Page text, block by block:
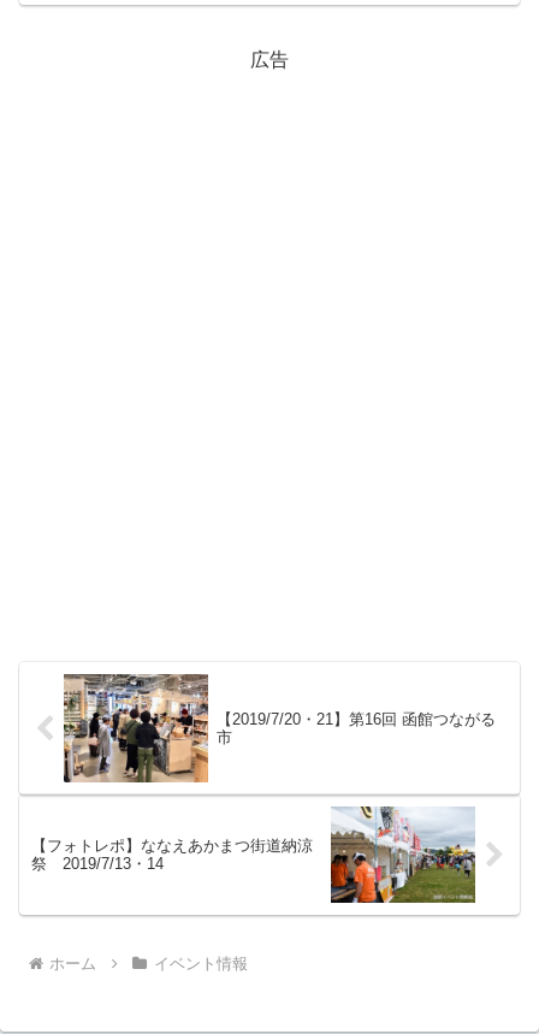
広告
【2019/7/20・21】第16回 函館つながる
市
【フォトレポ】ななえあかまつ街道納涼
祭 2019/7/13・14
ホーム イベント情報